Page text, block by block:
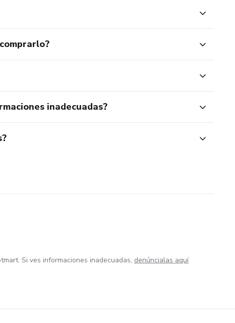
inadecuadas?
Si ves informaciones inadecuadas, denúncialas aquí